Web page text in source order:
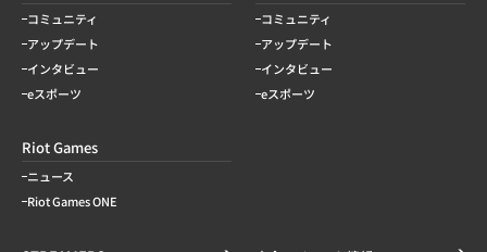
コミュニティ
アップデート
インタビュー
eスポーツ
コミュニティ
アップデート
インタビュー
eスポーツ
Riot Games
ニュース
Riot Games ONE